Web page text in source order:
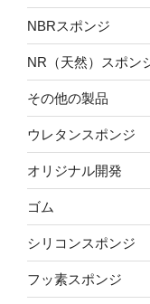
NBRスポンジ
NR（天然）スポン
その他の製品
ウレタンスポンジ
オリジナル開発
ゴム
シリコンスポンジ
フッ素スポンジ